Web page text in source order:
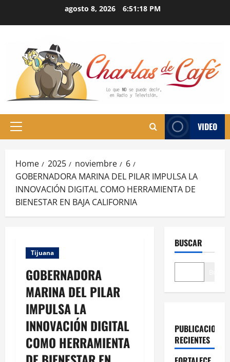
agosto 8, 2026 6:51:19 PM
Primary
VIDEO
Home 2025 noviembre
6
GOBERNADORA MARINA DEL PILAR IMPULSA LA
INNOVACIÓN DIGITAL COMO HERRAMIENTA DE
BIENESTAR EN BAJA CALIFORNIA
Tijuana
GOBERNADORA
MARINA DEL PILAR
IMPULSA LA
INNOVACIÓN DIGITAL
COMO HERRAMIENTA
BUSCAR
PUBLICACIONES
RECIENTES